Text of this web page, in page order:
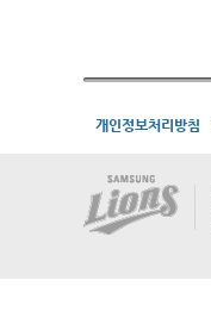
개인정보처리방침